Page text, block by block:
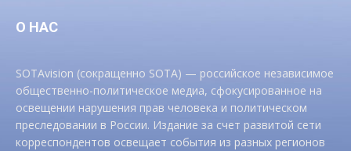
О НАС
SOTAvision (сокращенно SOTA) — российское независимое
общественно-политическое медиа, сфокусированное на
освещении нарушения прав человека и политическом
преследовании в России. Издание за счет развитой сети
корреспондентов освещает события из разных регионов